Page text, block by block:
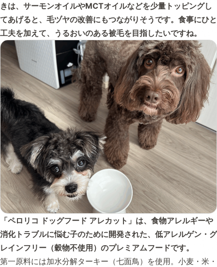
きは、サーモンオイルやMCTオイルなどを少量トッピングし
てあげると、毛ヅヤの改善にもつながりそうです。食事にひと
工夫を加えて、うるおいのある被毛を目指したいですね。
「ペロリコ ドッグフード アレカット」は、食物アレルギーや
消化トラブルに悩む子のために開発された、低アレルゲン・グ
レインフリー（穀物不使用）のプレミアムフードです。
第一原料には加水分解ターキー（七面鳥）を使用。小麦・米・